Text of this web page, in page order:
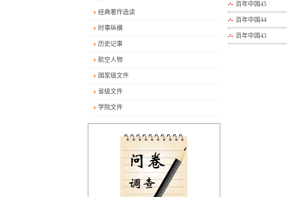
经典著作选读
时事纵横
历史记事
航空人物
国家级文件
省级文件
学院文件
百年中国45
百年中国44
百年中国43